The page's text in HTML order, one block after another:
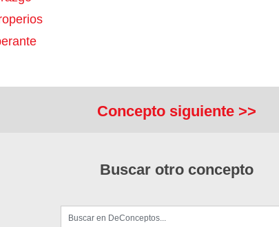
Concepto siguiente >>
Buscar otro concepto